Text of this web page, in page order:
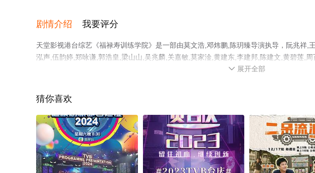
剧情介绍 我要评分
天堂影视港台综艺《福禄寿训练学院》是一部由莫文浩,邓炜鹏,陈玥臻导演执导，阮兆祥,
泓声,伍韵婷,郑咏谦,郭浩皇,梁山山,吴兆麟,关嘉敏,莫家淦,黄建东,李建邦,陈建文,黄碧莲,
基,罗冠兰,张达明,区永权,伍仲衡,炎明熹,李亚男等演员精彩演绎的中国香港综艺，大结局
 展开全部
猜你喜欢